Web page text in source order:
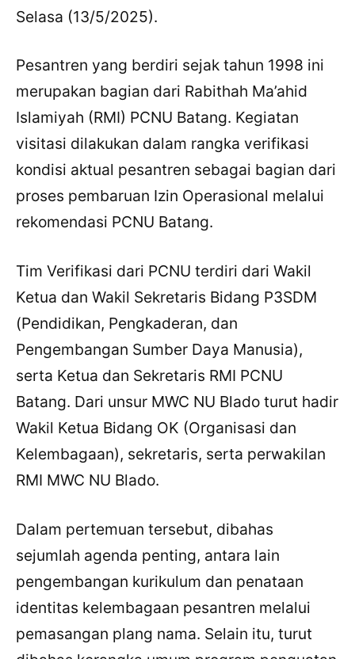
Selasa (13/5/2025).
Pesantren yang berdiri sejak tahun 1998 ini
merupakan bagian dari Rabithah Ma’ahid
Islamiyah (RMI) PCNU Batang. Kegiatan
visitasi dilakukan dalam rangka verifikasi
kondisi aktual pesantren sebagai bagian dari
proses pembaruan Izin Operasional melalui
rekomendasi PCNU Batang.
Tim Verifikasi dari PCNU terdiri dari Wakil
Ketua dan Wakil Sekretaris Bidang P3SDM
(Pendidikan, Pengkaderan, dan
Pengembangan Sumber Daya Manusia),
serta Ketua dan Sekretaris RMI PCNU
Batang. Dari unsur MWC NU Blado turut hadir
Wakil Ketua Bidang OK (Organisasi dan
Kelembagaan), sekretaris, serta perwakilan
RMI MWC NU Blado.
Dalam pertemuan tersebut, dibahas
sejumlah agenda penting, antara lain
pengembangan kurikulum dan penataan
identitas kelembagaan pesantren melalui
pemasangan plang nama. Selain itu, turut